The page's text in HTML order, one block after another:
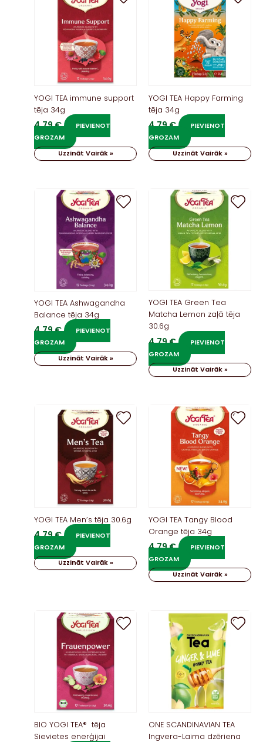
YOGI TEA immune support
tēja 34g
4,79€
PIEVIENOT
GROZAM
Uzzināt Vairāk »
YOGI TEA Happy Farming
tēja 34g
4,79€
PIEVIENOT
GROZAM
Uzzināt Vairāk »
YOGI TEA Ashwagandha
Balance tēja 34g
4,79€
PIEVIENOT
GROZAM
Uzzināt Vairāk »
YOGI TEA Green Tea
Matcha Lemon zaļā tēja
30.6g
4,79€
PIEVIENOT
GROZAM
Uzzināt Vairāk »
YOGI TEA Men’s tēja 30.6g
4,79€
PIEVIENOT
GROZAM
Uzzināt Vairāk »
YOGI TEA Tangy Blood
Orange tēja 34g
4,79€
PIEVIENOT
GROZAM
Uzzināt Vairāk »
BIO YOGI TEA® tēja
Sievietes enerģijai
ONE SCANDINAVIAN TEA
Ingvera-Laima dzēriena